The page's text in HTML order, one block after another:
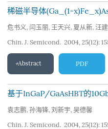
稀磁半导体(Ga_(1-
危书义, 闫玉丽, 王天兴, 夏从新, 汪
Chin. J. Semicond. 2004, 25(12):
Abstract PDF
基于InGaP/GaAsHBT的
袁志鹏, 孙海锋, 刘新宇, 吴德馨
Chin. J. Semicond. 2004, 25(12):